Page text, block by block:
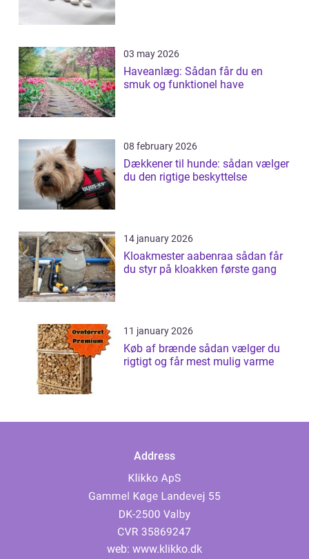
03 may 2026
Haveanlæg: Sådan får du en
smuk og funktionel have
08 february 2026
Dækkener til hunde: sådan vælger
du den rigtige beskyttelse
14 january 2026
Kloakmester aabenraa sådan får
du styr på kloakken første gang
11 january 2026
Køb af brænde sådan vælger du
rigtigt og får mest mulig varme
Address
web: www.klikko.dk